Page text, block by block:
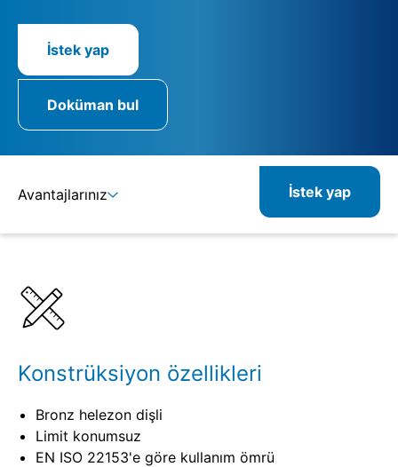
İstek yap
Doküman bul
Avantajlarınız İstek yap
Konstrüksiyon özellikleri
Bronz helezon dişli
Limit konumsuz
EN ISO 22153'e göre kullanım ömrü